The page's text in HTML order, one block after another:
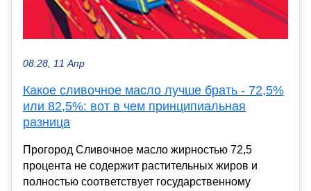
08:28, 11 Апр
Какое сливочное масло лучше брать - 72,5%
или 82,5%: вот в чем принципиальная
разница
Прогород Сливочное масло жирностью 72,5
процента не содержит растительных жиров и
полностью соответствует государственному